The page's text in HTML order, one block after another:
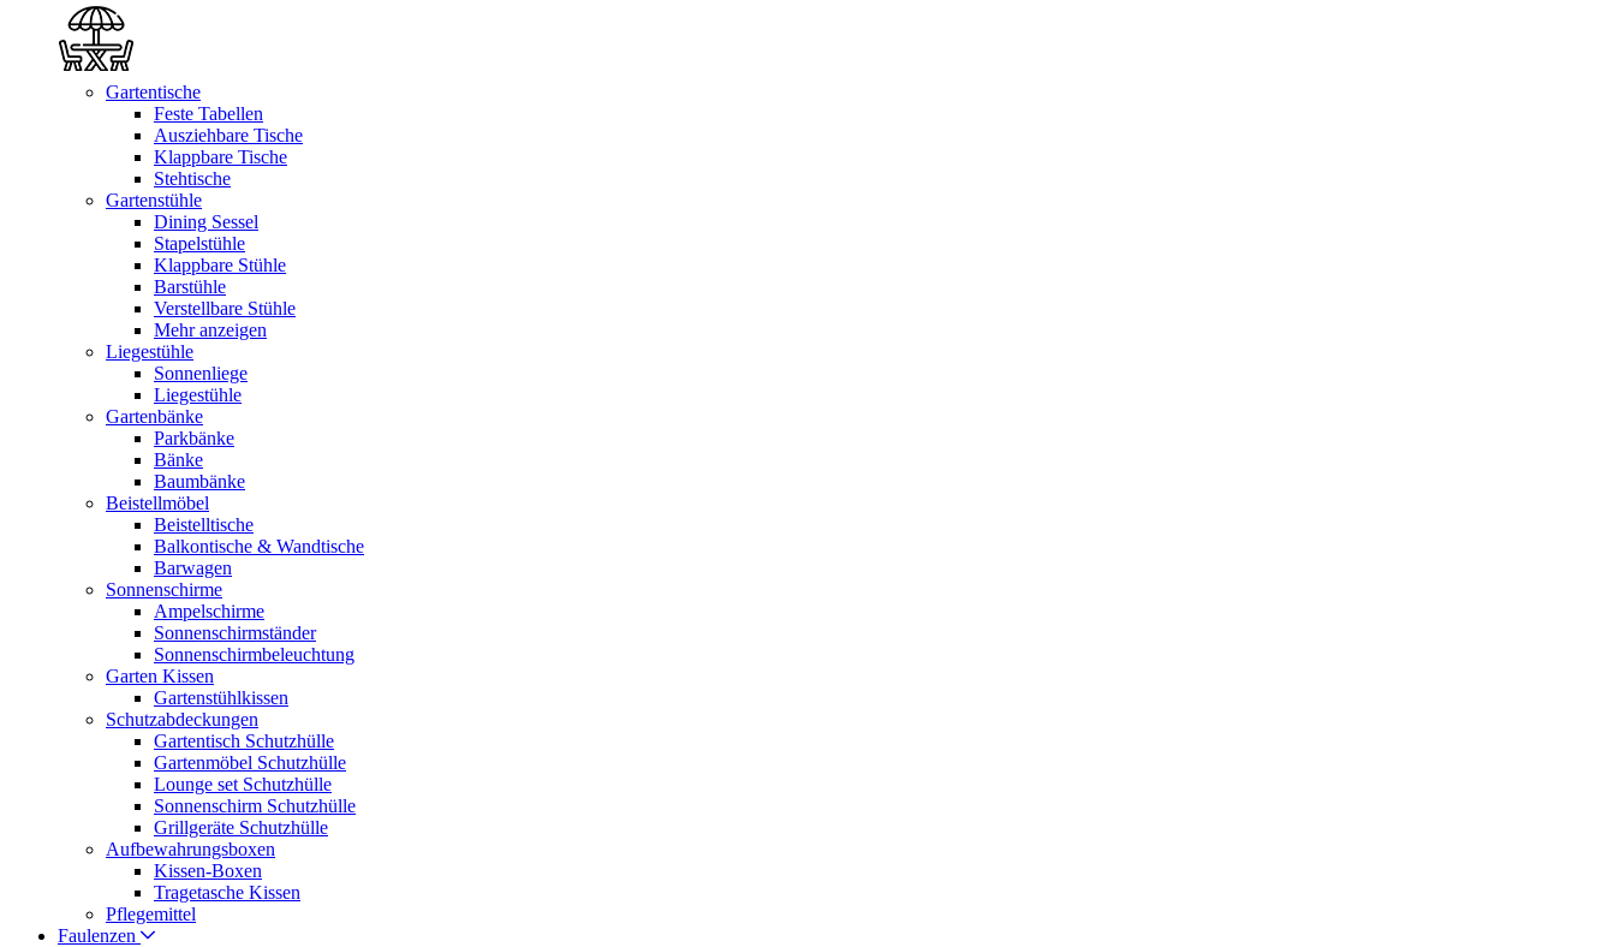
Gartentische
Feste Tabellen
Ausziehbare Tische
Klappbare Tische
Stehtische
Gartenstühle
Dining Sessel
Stapelstühle
Klappbare Stühle
Barstühle
Verstellbare Stühle
Mehr anzeigen
Liegestühle
Sonnenliege
Liegestühle
Gartenbänke
Parkbänke
Bänke
Baumbänke
Beistellmöbel
Beistelltische
Balkontische & Wandtische
Barwagen
Sonnenschirme
Ampelschirme
Sonnenschirmständer
Sonnenschirmbeleuchtung
Garten Kissen
Gartenstühlkissen
Schutzabdeckungen
Gartentisch Schutzhülle
Gartenmöbel Schutzhülle
Lounge set Schutzhülle
Sonnenschirm Schutzhülle
Grillgeräte Schutzhülle
Aufbewahrungsboxen
Kissen-Boxen
Tragetasche Kissen
Pflegemittel
Faulenzen